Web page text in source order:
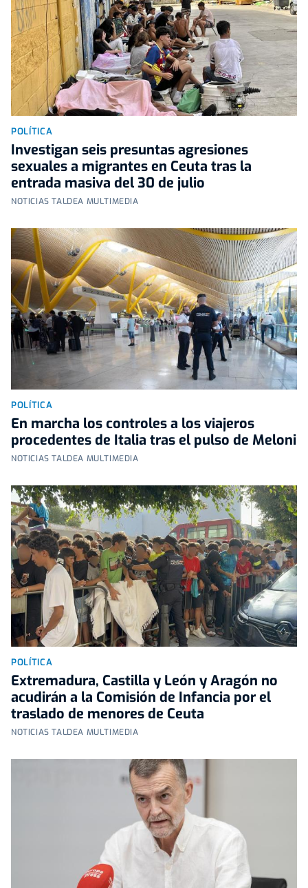
POLÍTICA
Investigan seis presuntas agresiones
sexuales a migrantes en Ceuta tras la
entrada masiva del 30 de julio
NOTICIAS TALDEA MULTIMEDIA
POLÍTICA
En marcha los controles a los viajeros
procedentes de Italia tras el pulso de Meloni
NOTICIAS TALDEA MULTIMEDIA
POLÍTICA
Extremadura, Castilla y León y Aragón no
acudirán a la Comisión de Infancia por el
traslado de menores de Ceuta
NOTICIAS TALDEA MULTIMEDIA